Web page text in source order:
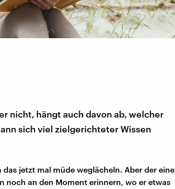
nicht, hängt auch davon ab, welcher
sich viel zielgerichteter Wissen
jetzt mal müde weglächeln. Aber der eine
noch an den Moment erinnern, wo er etwas